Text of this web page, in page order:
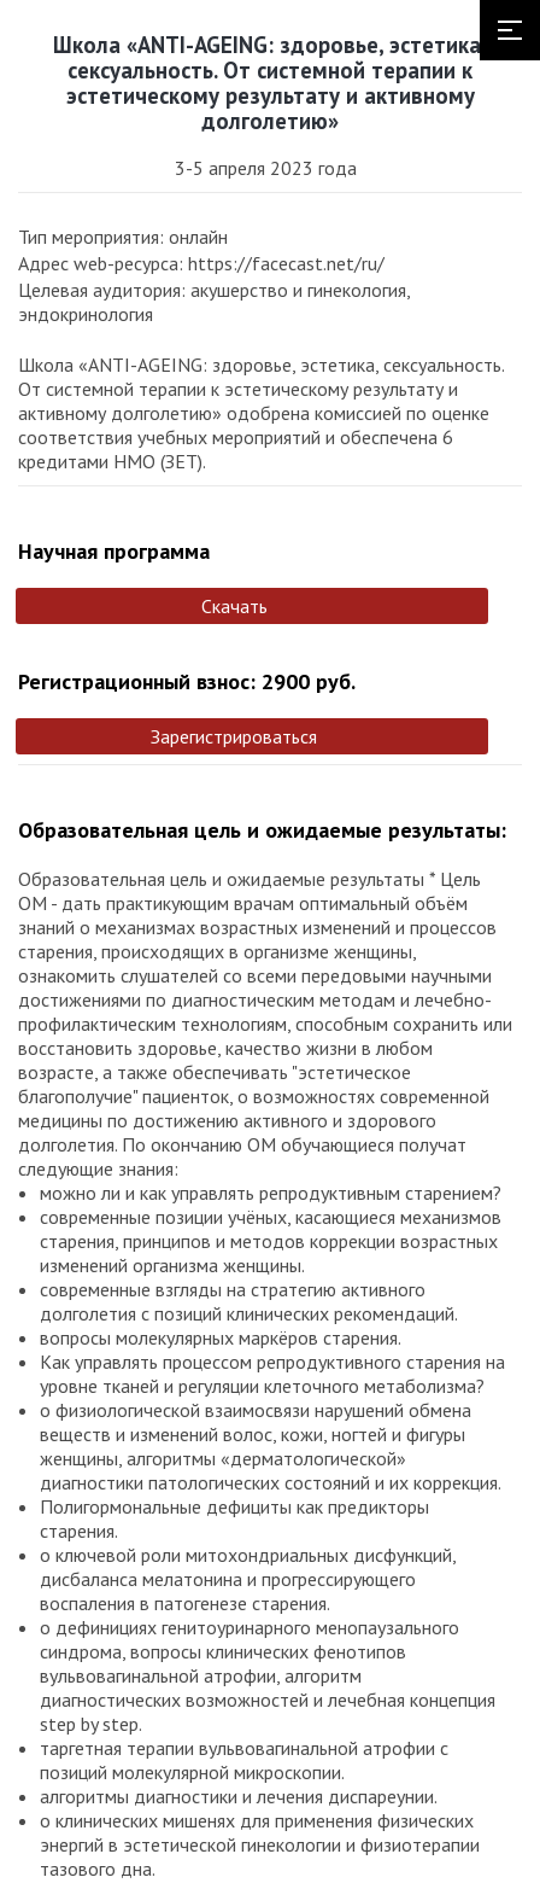
Школа «ANTI-AGEING: здоровье, эстетика,
сексуальность. От системной терапии к
эстетическому результату и активному
долголетию»
3-5 апреля 2023 года
Тип мероприятия: онлайн
Адрес web-ресурса: https://facecast.net/ru/
Целевая аудитория: акушерство и гинекология,
эндокринология
Школа «ANTI-AGEING: здоровье, эстетика, сексуальность.
От системной терапии к эстетическому результату и
активному долголетию» одобрена комиссией по оценке
соответствия учебных мероприятий и обеспечена 6
кредитами НМО (ЗЕТ).
Научная программа
Скачать
Регистрационный взнос: 2900 руб.
Зарегистрироваться
Образовательная цель и ожидаемые результаты:
Образовательная цель и ожидаемые результаты * Цель
ОМ - дать практикующим врачам оптимальный объём
знаний о механизмах возрастных изменений и процессов
старения, происходящих в организме женщины,
ознакомить слушателей со всеми передовыми научными
достижениями по диагностическим методам и лечебно-
профилактическим технологиям, способным сохранить или
восстановить здоровье, качество жизни в любом
возрасте, а также обеспечивать "эстетическое
благополучие" пациенток, о возможностях современной
медицины по достижению активного и здорового
долголетия. По окончанию ОМ обучающиеся получат
следующие знания:
можно ли и как управлять репродуктивным старением?
современные позиции учёных, касающиеся механизмов
старения, принципов и методов коррекции возрастных
изменений организма женщины.
современные взгляды на стратегию активного
долголетия с позиций клинических рекомендаций.
вопросы молекулярных маркёров старения.
Как управлять процессом репродуктивного старения на
уровне тканей и регуляции клеточного метаболизма?
о физиологической взаимосвязи нарушений обмена
веществ и изменений волос, кожи, ногтей и фигуры
женщины, алгоритмы «дерматологической»
диагностики патологических состояний и их коррекция.
Полигормональные дефициты как предикторы
старения.
о ключевой роли митохондриальных дисфункций,
дисбаланса мелатонина и прогрессирующего
воспаления в патогенезе старения.
о дефинициях генитоуринарного менопаузального
синдрома, вопросы клинических фенотипов
вульвовагинальной атрофии, алгоритм
диагностических возможностей и лечебная концепция
step by step.
таргетная терапии вульвовагинальной атрофии с
позиций молекулярной микроскопии.
алгоритмы диагностики и лечения диспареунии.
о клинических мишенях для применения физических
энергий в эстетической гинекологии и физиотерапии
тазового дна.